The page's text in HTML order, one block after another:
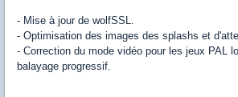
- Mise à jour de wolfSSL.
- Optimisation des images des splashs et
- Correction du mode vidéo pour les jeux PAL
balayage progressif.